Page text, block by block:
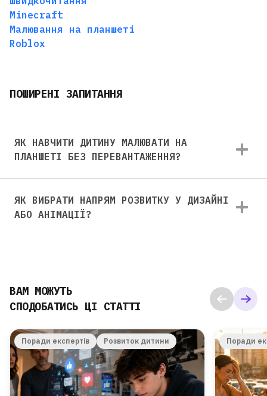
Minecraft
Малювання на планшеті
Roblox
ПОШИРЕНІ ЗАПИТАННЯ
ЯК НАВЧИТИ ДИТИНУ МАЛЮВАТИ НА
ПЛАНШЕТІ БЕЗ ПЕРЕВАНТАЖЕННЯ?
ЯК ВИБРАТИ НАПРЯМ РОЗВИТКУ У ДИЗАЙНІ
АБО АНІМАЦІЇ?
ВАМ МОЖУТЬ
СПОДОБАТИСЬ ЦІ СТАТТІ
Поради експертів Розвиток дитини Поради